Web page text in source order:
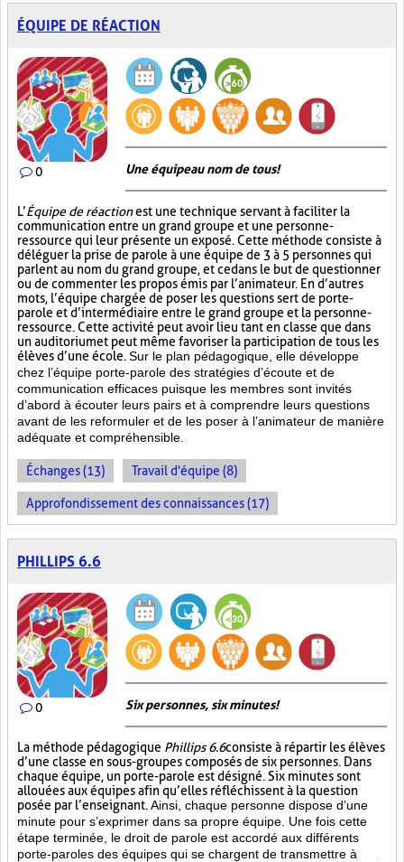
ÉQUIPE DE RÉACTION
0 Une équipe au nom de tous!
L’Équipe de réactionest une technique servant à faciliter la
communication entre un grand groupe et une personne-
ressource qui leur présente un exposé. Cette méthode consiste à
déléguer la prise de parole à une équipe de 3 à 5 personnes qui
parlent au nom du grand groupe, et ce dans le but de questionner
ou de commenter les propos émis par l’animateur. En d’autres
mots, l’équipe chargée de poser les questions sert de porte-
parole et d’intermédiaire entre le grand groupe et la personne-
ressource. Cette activité peut avoir lieu tant en classe que dans
un auditorium et peut même favoriser la participation de tous les
élèves d’une école. Sur le plan pédagogique, elle développe
chez l’équipe porte-parole des stratégies d’écoute et de
communication efficaces puisque les membres sont invités
d’abord à écouter leurs pairs et à comprendre leurs questions
avant de les reformuler et de les poser à l’animateur de manière
adéquate et compréhensible.
Échanges (13) Travail d'équipe (8)
Approfondissement des connaissances (17)
PHILLIPS 6.6
0 Six personnes, six minutes!
La méthode pédagogique Phillips 6.6consiste à répartir les élèves
d’une classe en sous-groupes composés de six personnes. Dans
chaque équipe, un porte-parole est désigné. Six minutes sont
allouées aux équipes afin qu’elles réfléchissent à la question
posée par l’enseignant. Ainsi, chaque personne dispose d’une
minute pour s’exprimer dans sa propre équipe. Une fois cette
étape terminée, le droit de parole est accordé aux différents
porte-paroles des équipes qui se chargent de transmettre à